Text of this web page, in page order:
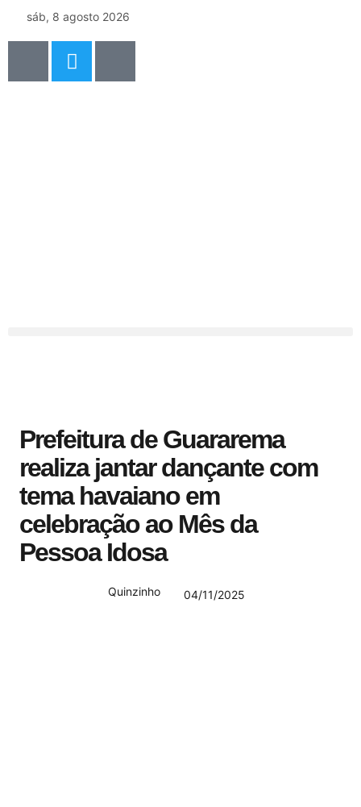
sáb, 8 agosto 2026
Prefeitura de Guararema
realiza jantar dançante com
tema havaiano em
celebração ao Mês da
Pessoa Idosa
Quinzinho 04/11/2025